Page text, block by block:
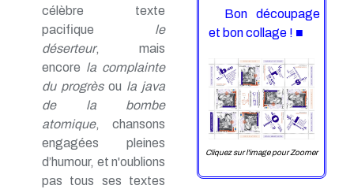
célèbre texte
pacifique le
déserteur, mais
encore la complainte
du progrèsou la java
de la bombe
atomique, chansons
engagées pleines
d’humour, et n'oublions
pas tous ses textes
Bon découpage
et bon collage ! ■
Cliquez sur l'image pour Zoomer